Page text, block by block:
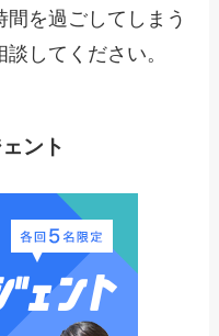
を過ごしてしまう
してください。
ント